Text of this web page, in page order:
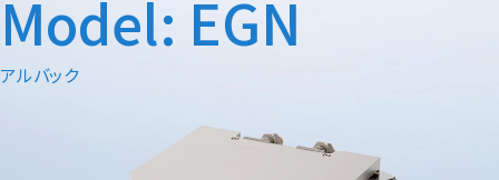
Model: EGN
アルバック